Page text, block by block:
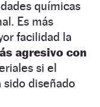
químicas
Es más
facilidad la
agresivo con
si el
diseñado